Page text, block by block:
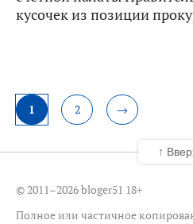
кусочек из позиции
1 2 →
© 2011–2026 bloger51 18+
Полное или частичное
↑